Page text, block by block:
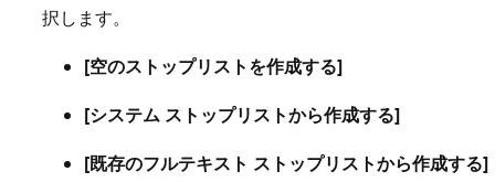
択します。
[空のストップリストを作成する]
[システム ストップリストから作成する]
[既存のフルテキスト ストップリストから作成する]